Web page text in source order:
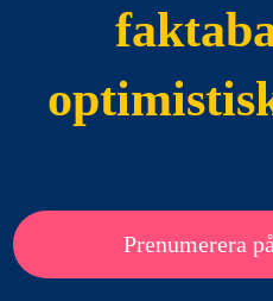
Prenumerera